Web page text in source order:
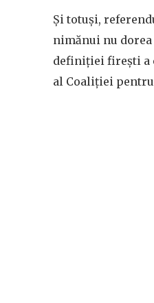
Şi totuşi,
nimănui nu dorea
definiţiei fireşti a
al Coaliţiei